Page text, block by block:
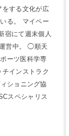
をする文化が広
る。 マイペー
宿にて週末個人
営中。 ◯順天
ーツ医科学専
インストラク
ショニング協
スペシャリス